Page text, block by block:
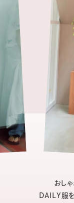
おし
DAILY服